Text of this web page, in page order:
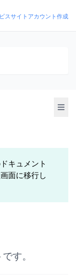
スサイト アカウント作成
キュメント
面に移行し
す。